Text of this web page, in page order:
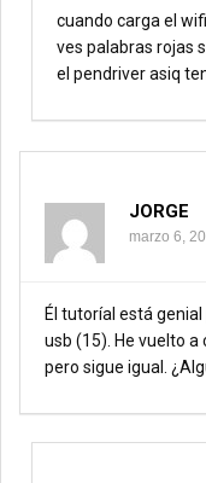
cuando carga el
ves palabras rojas
el pendriver asiq
JORGE
marzo 6,
Él tutoríal está
usb (15). He vuelto a
pero sigue igual.